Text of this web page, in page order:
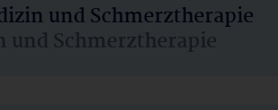
und Schmerztherapie
Schmerztherapie